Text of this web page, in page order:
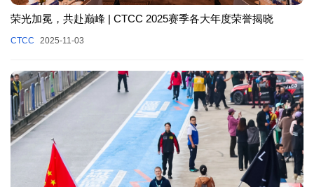
荣光加冕，共赴巅峰 | CTCC 2025赛季各大年度荣誉揭晓
CTCC 2025-11-03